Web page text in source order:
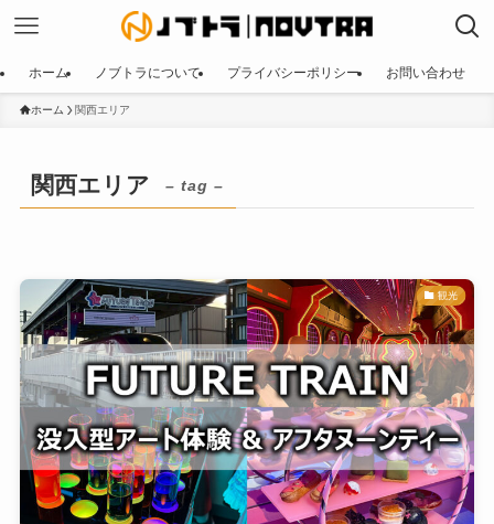
ホーム ノブトラについて プライバシーポリシー お問い合わせ
ホーム 関西エリア
関西エリア – tag –
観光